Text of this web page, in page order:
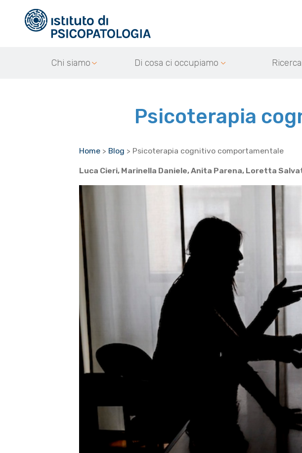
Chi siamo Di cosa ci occupiamo Ricerca
Psicoterapia
Home > Blog > Psicoterapia cognitivo comportamentale
Luca Cieri, Marinella Daniele, Anita Parena, Loretta